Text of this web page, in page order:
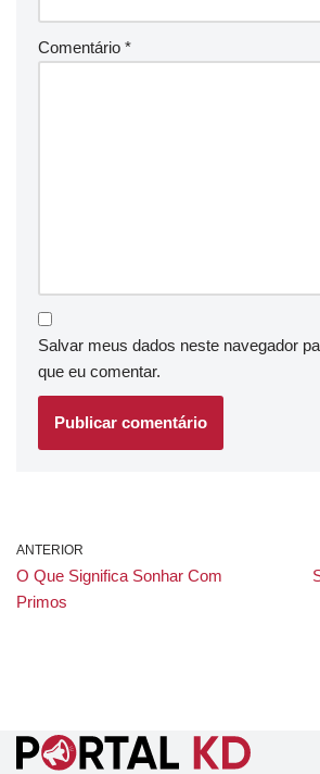
Comentário *
Salvar meus dados neste navegador
que eu comentar.
ANTERIOR
O Que Significa Sonhar Com
Primos